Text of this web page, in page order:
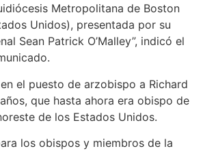
Metropolitana de Boston
Unidos), presentada por su
Sean Patrick O’Malley”, indicó el
el puesto de arzobispo a Richard
que hasta ahora era obispo de
de los Estados Unidos.
los obispos y miembros de la